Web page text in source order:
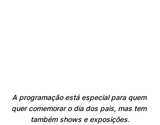
A programação está especial para quem
quer comemorar o dia dos pais, mas tem
também shows e exposições.